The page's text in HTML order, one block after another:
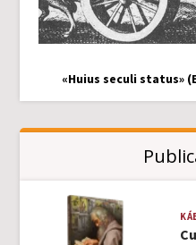
«Huius seculi status»